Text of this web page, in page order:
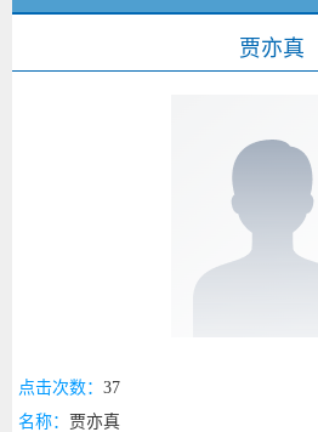
贾亦真
点击次数： 37
名称： 贾亦真